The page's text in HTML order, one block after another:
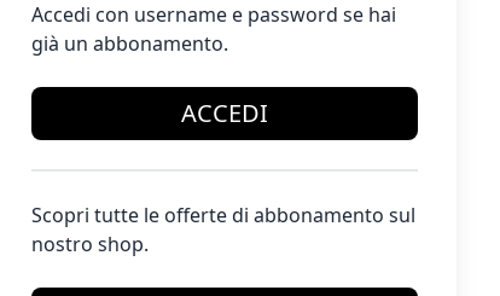
Accedi con username e password se hai
già un abbonamento.
ACCEDI
Scopri tutte le offerte di abbonamento sul
nostro shop.